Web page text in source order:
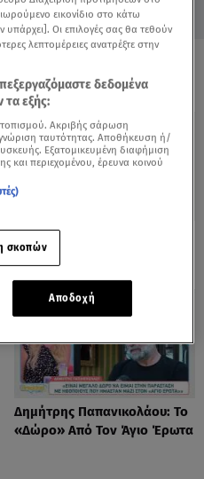
Νόνη Δούνια: «Συνεχίζω Στο
Mega News»
Δημήτρης Παπανικολάου: Το
«Δώρο» Από Τον Άγιο Έρωτα
εικονίδιο στο κάτω
υπάρχει]. Οι επιλογές σας θα τεθούν
λεπτομέρειες ανατρέξτε στην
δεδομένα
τα εξής:
Ακριβής σάρωση
ταυτότητας. Αποθήκευση ή/
Εξατομικευμένη διαφήμιση
και περιεχομένου, έρευνα κοινού
σκοπών
Αποδοχή